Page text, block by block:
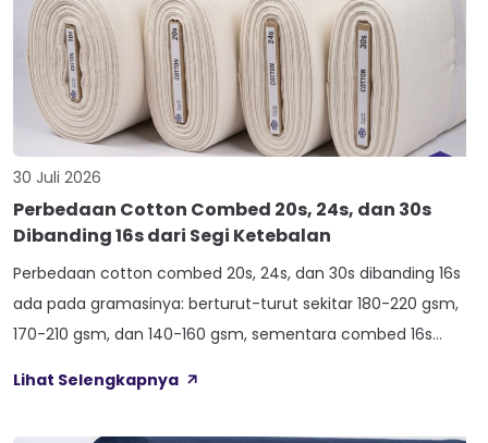
30 Juli 2026
Perbedaan Cotton Combed 20s, 24s, dan 30s
Dibanding 16s dari Segi Ketebalan
Perbedaan cotton combed 20s, 24s, dan 30s dibanding 16s
ada pada gramasinya: berturut-turut sekitar 180-220 gsm,
170-210 gsm, dan 140-160 gsm, sementara combed 16s
satu kaos terasa berat dan kokoh, sedangkan kaos lain
Lihat Selengkapnya